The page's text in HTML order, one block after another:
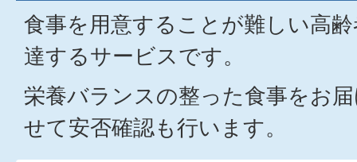
食事を用意することが難しい高
達するサービスです。
栄養バランスの整った食事をお
せて安否確認も行います。